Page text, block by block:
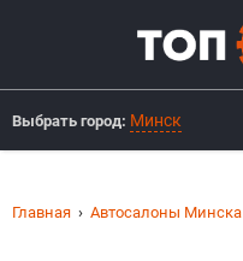
Выбрать город: Минск
Главная Автосалоны Минска